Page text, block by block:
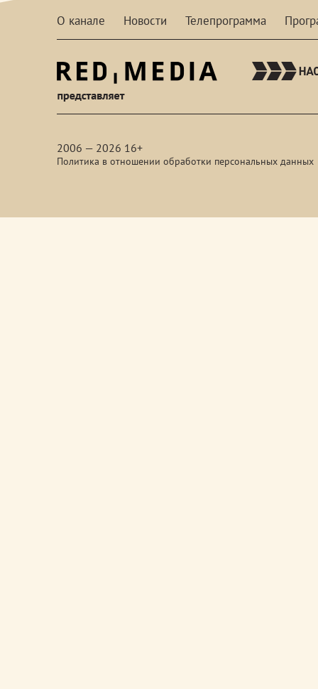
О канале Новости Телепрограмма
2006 — 2026 16+
Политика в отношении обработки персональных данных